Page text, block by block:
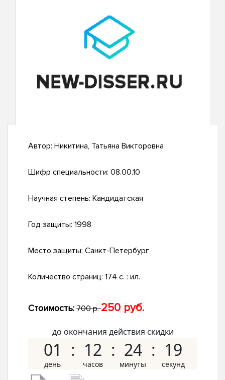
Автор: Никитина, Татьяна Викторовна
Шифр специальности: 08.00.10
Научная степень: Кандидатская
Год защиты: 1998
Место защиты: Санкт-Петербург
Количество страниц: 174 с. : ил.
Стоимость: 700 р.250 руб.
до окончания действия скидки
01 12 24 18